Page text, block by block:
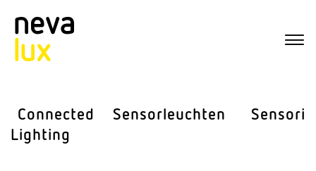
Connected
Lighting
Sensor­leuchten Sensorik